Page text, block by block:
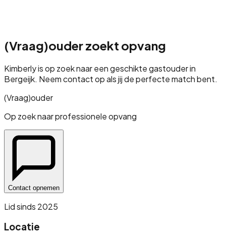
(Vraag)ouder zoekt opvang
Kimberlyis op zoek naar een geschikte gastouderin
Bergeijk. Neem contact op als jij de perfecte match bent.
(Vraag)ouder
Op zoek naar professionele opvang
Contact opnemen
Lid sinds 2025
Locatie